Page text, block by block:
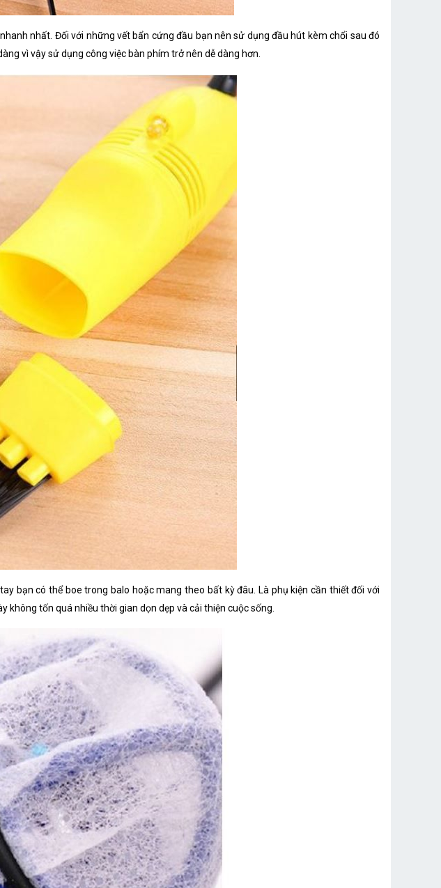
nhất. Đối với những vết bẩn cứng đầu bạn nên sử dụng đầu hút kèm chổi sau đó
vì vậy sử dụng công việc bàn phím trở nên dễ dàng hơn.
bạn có thể boe trong balo hoặc mang theo bất kỳ đâu. Là phụ kiện cần thiết đối với
tốn quá nhiều thời gian dọn dẹp và cải thiện cuộc sống.